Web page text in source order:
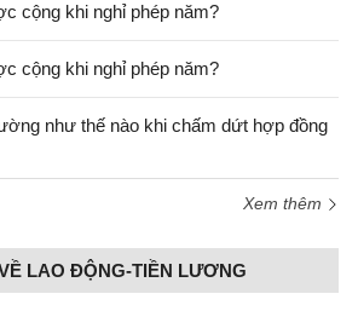
cộng khi nghỉ phép năm?
cộng khi nghỉ phép năm?
như thế nào khi chấm dứt hợp đồng
Xem thêm
LAO ĐỘNG-TIỀN LƯƠNG